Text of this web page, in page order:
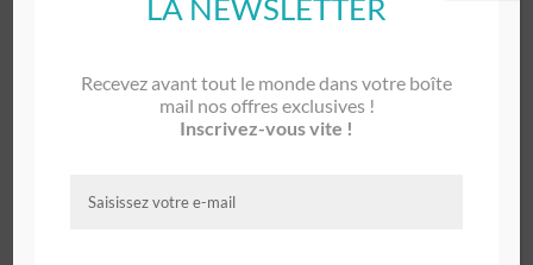
LA NEWSLETTER
Recevez avant tout le monde dans votre boîte
mail nos offres exclusives !
Inscrivez-vous vite !